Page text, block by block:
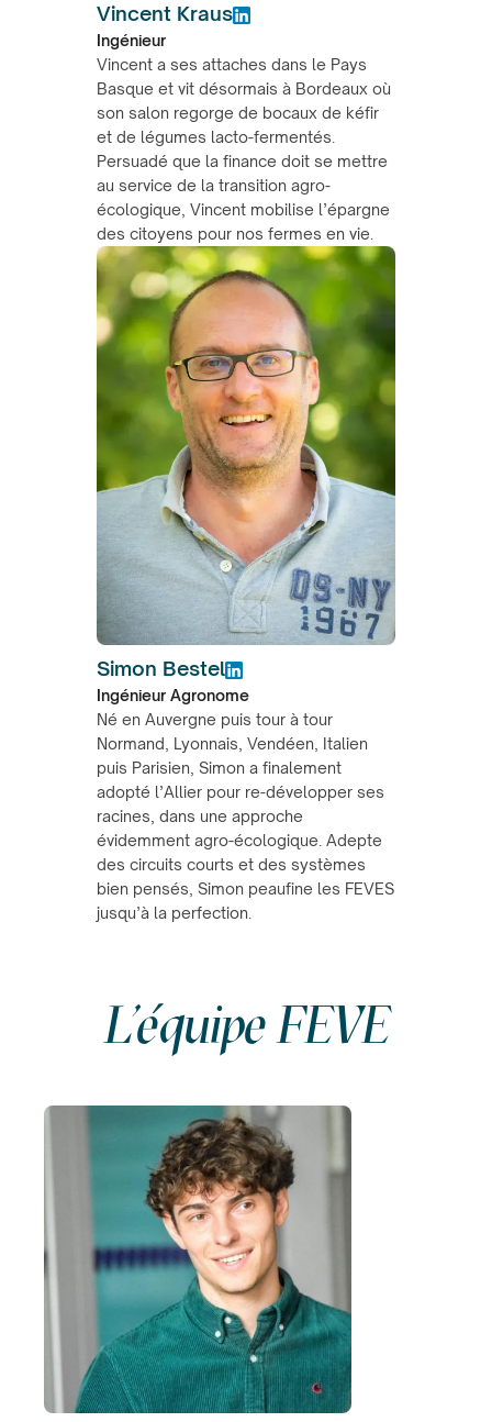
Vincent Kraus
Ingénieur
Vincent a ses attaches dans le Pays
Basque et vit désormais à Bordeaux où
son salon regorge de bocaux de kéfir
et de légumes lacto-fermentés.
Persuadé que la finance doit se mettre
au service de la transition agro-
écologique, Vincent mobilise l’épargne
des citoyens pour nos fermes en vie.
Simon Bestel
Ingénieur Agronome
Né en Auvergne puis tour à tour
Normand, Lyonnais, Vendéen, Italien
puis Parisien, Simon a finalement
adopté l’Allier pour re-développer ses
racines, dans une approche
évidemment agro-écologique. Adepte
des circuits courts et des systèmes
bien pensés, Simon peaufine les FEVES
jusqu’à la perfection.
L'équipe FEVE